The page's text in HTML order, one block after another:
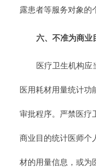
露患者等服务对象的
六、不准为商业
医疗卫生机构应
医用耗材用量统计功
审批程序。严禁医疗
商业目的统计医师个
材的用量信息，或为